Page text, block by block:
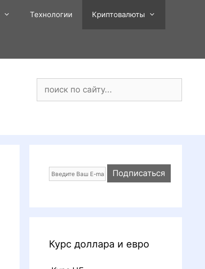
Технологии Криптовалюты
Курс доллара и евро